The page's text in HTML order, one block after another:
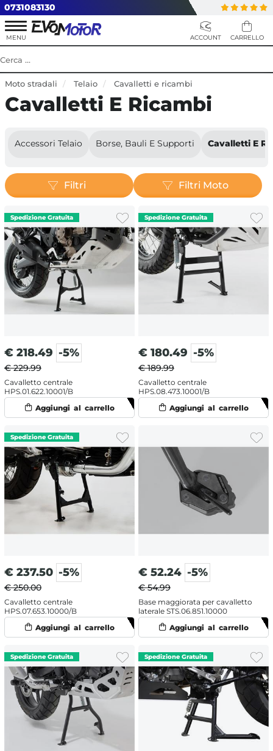
0731083130
Moto stradali Telaio Cavalletti e ricambi
Cavalletti E Ricambi
Accessori Telaio Borse, Bauli E Supporti Cavalletti E
Filtri Filtri Moto
€ 218.49 -5%
€ 229.99
Cavalletto centrale
HPS.01.622.10001/B
€ 180.49 -5%
€ 189.99
Cavalletto centrale
HPS.08.473.10001/B
€ 237.50 -5%
€ 250.00
Cavalletto centrale
HPS.07.653.10000/B
€ 52.24 -5%
€ 54.99
Base maggiorata per cavalletto
laterale STS.06.851.10000